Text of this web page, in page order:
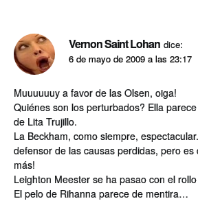
Vernon Saint Lohan dice:
6 de mayo de 2009 a las 23:17
Muuuuuuy a favor de las Olsen, oiga!
Quiénes son los perturbados? Ella
de Lita Trujillo.
La Beckham, como siempre,
defensor de las causas perdidas, pero
más!
Leighton Meester se ha pasao con el
El pelo de Rihanna parece de mentira…